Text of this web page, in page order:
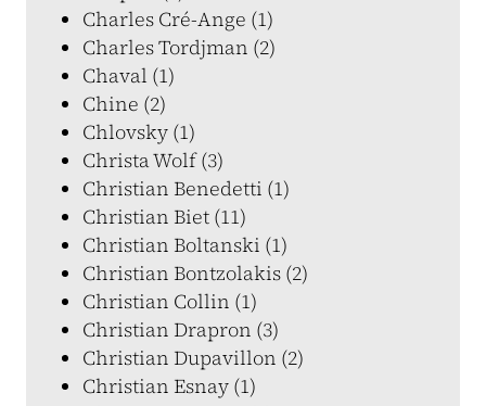
Charles Cré-Ange (1)
Charles Tordjman (2)
Chaval (1)
Chine (2)
Chlovsky (1)
Christa Wolf (3)
Christian Benedetti (1)
Christian Biet (11)
Christian Boltanski (1)
Christian Bontzolakis (2)
Christian Collin (1)
Christian Drapron (3)
Christian Dupavillon (2)
Christian Esnay (1)